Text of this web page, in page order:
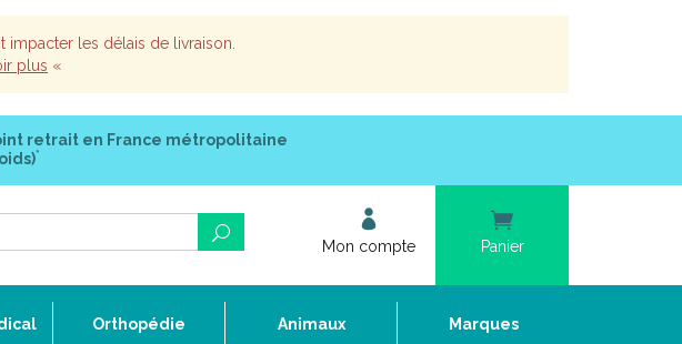
les délais de livraison.
plus «
retrait en France métropolitaine
*
Mon compte Panier
Orthopédie Animaux Marques